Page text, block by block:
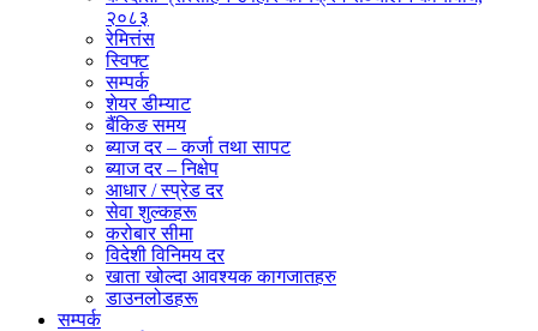
२०८३
रेमित्तंस
स्विफ्ट
सम्पर्क
शेयर डीम्याट
बैंकिङ समय
ब्याज दर – कर्जा तथा सापट
ब्याज दर – निक्षेप
आधार / स्प्रेड दर
सेवा शुल्कहरू
करोबार सीमा
विदेशी विनिमय दर
खाता खोल्दा आवश्यक कागजातहरु
डाउनलोडहरू
सम्पर्क